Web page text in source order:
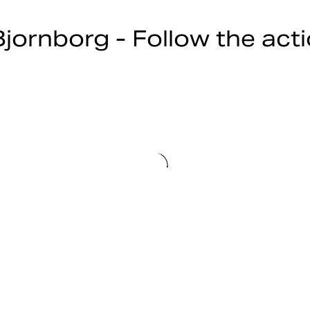
- Follow the